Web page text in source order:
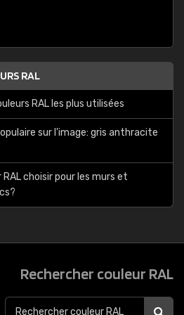
RAL
RAL les plus utilisées
sur l'image: gris anthracite
RAL choisir pour les murs et
Rechercher couleur RAL